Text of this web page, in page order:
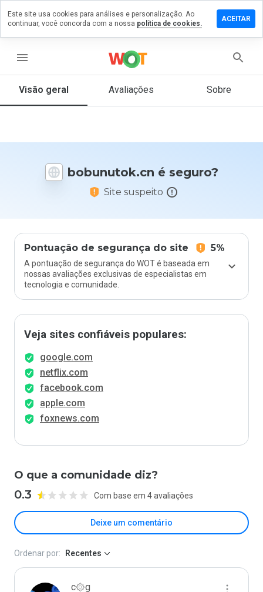
menu
Visão geral Avaliações Sobre
bobunutok.cn é seguro?
Site suspeito
Pontuação de segurança do site 5%
A pontuação de segurança do WOT é baseada em
nossas avaliações exclusivas de especialistas em
tecnologia e comunidade.
Veja sites confiáveis populares:
google.com
netflix.com
facebook.com
apple.com
foxnews.com
O que a comunidade diz?
0.3 Com base em 4 avaliações
Deixe um comentário
um
que
Ordenar por: Recentes
c۞g
Este site usa cookies para análises e personalização. Ao
continuar, você concorda com a nossa política de cookies.
ACEITAR